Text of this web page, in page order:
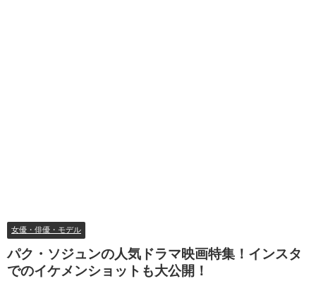
女優・俳優・モデル
パク・ソジュンの人気ドラマ映画特集！インスタ
でのイケメンショットも大公開！